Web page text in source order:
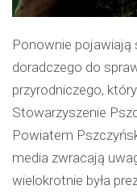
Ponownie pojawiają
doradczego do
przyrodniczego,
Stowarzyszenie
Powiatem
media zwracają
wielokrotnie była